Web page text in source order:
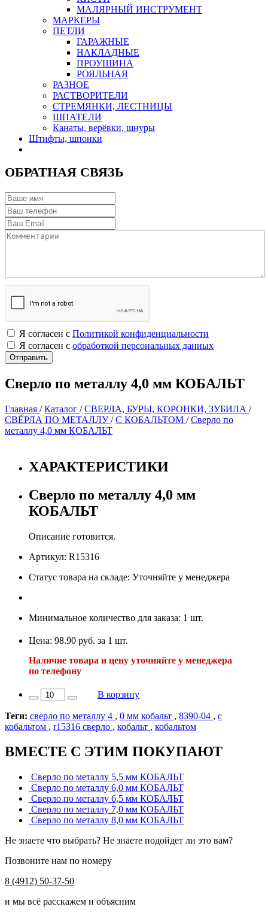
МАЛЯРНЫЙ ИНСТРУМЕНТ
МАРКЕРЫ
ПЕТЛИ
ГАРАЖНЫЕ
НАКЛАДНЫЕ
ПРОУШИНА
РОЯЛЬНАЯ
РАЗНОЕ
РАСТВОРИТЕЛИ
СТРЕМЯНКИ, ЛЕСТНИЦЫ
ШПАТЕЛИ
Канаты, верёвки, шнуры
Штифты, шпонки
ОБРАТНАЯ СВЯЗЬ
Я согласен с Политикой конфиденциальности
Я согласен с обработкой персональных данных
Сверло по металлу 4,0 мм КОБАЛЬТ
Главная /Каталог /СВЕРЛА, БУРЫ, КОРОНКИ, ЗУБИЛА /
СВЁРЛА ПО МЕТАЛЛУ/С КОБАЛЬТОМ /Сверло по
металлу 4,0 мм КОБАЛЬТ
ХАРАКТЕРИСТИКИ
Сверло по металлу 4,0 мм
КОБАЛЬТ
Описание готовится.
Артикул: R15316
Статус товара на складе: Уточняйте у менеджера
Минимальное количество для заказа: 1 шт.
Цена: 98.90 руб. за 1 шт.
Наличие товара и цену уточняйте у менеджера
по телефону
В корзину
Теги: сверло по металлу 4 , 0 мм кобальт , 8390-04 , с
кобальтом , r15316 сверло , кобальт , кобальтом
ВМЕСТЕ С ЭТИМ ПОКУПАЮТ
Сверло по металлу 5,5 мм КОБАЛЬТ
Сверло по металлу 6,0 мм КОБАЛЬТ
Сверло по металлу 6,5 мм КОБАЛЬТ
Сверло по металлу 7,0 мм КОБАЛЬТ
Сверло по металлу 8,0 мм КОБАЛЬТ
Не знаете что выбрать? Не знаете подойдет ли это вам?
Позвоните нам по номеру
8 (4912) 50-37-50
и мы всё расскажем и объясним